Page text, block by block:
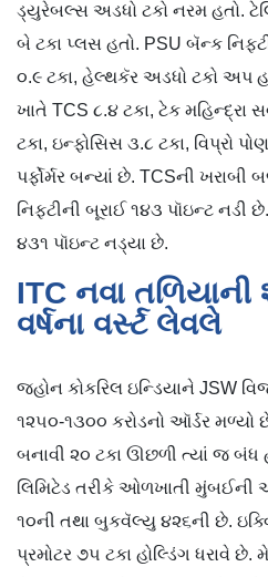
ડ્યુરેબલ્સ અડધો ટકો નરમ હતો.
બે ટકા પ્લસ હતો. PSU બૅન્ક
૦.૯ ટકા, હેલ્થકૅર અડધો ટકો અપ
ખાતે TCS ૮.૪ ટકા, ટેક મહિન્દ્રા
ટકા, ઇન્ફોસિસ ૩.૮ ટકા, વિપ્રો
પર્ફોર્મર બન્યાં છે. TCSની ખરાબી
નિફ્ટીની બૂરાઈ ૧૪૩ પૉઇન્ટ નડી
૪૩૧ પૉઇન્ટ નડ્યા છે.
ITC નવા તળિયાની
વર્ષના વર્સ્ટ લેવલે
જ્હોન કોકરિલ ઇન્ડિયાને JSW
૧૨૫૦-૧૩૦૦ કરોડનો ઑર્ડર
બનાવી ૨૦ ટકા ઊછળી ત્યાં જ બંધ
લિમિટેડ તરીકે ઓળખાતી
૧૦ની તથા બુકવૅલ્યુ ૪૨૬ની છે.
પ્રમોટર ૭૫ ટકા હોલ્ડિંગ ધરાવે